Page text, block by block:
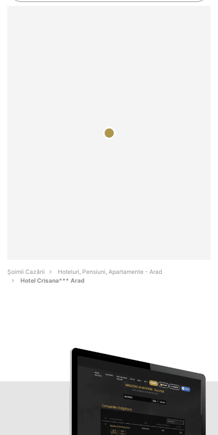
Șoimii Cazării
Hoteluri, Pensiuni, Apartamente - Arad
Hotel Crisana*** Arad